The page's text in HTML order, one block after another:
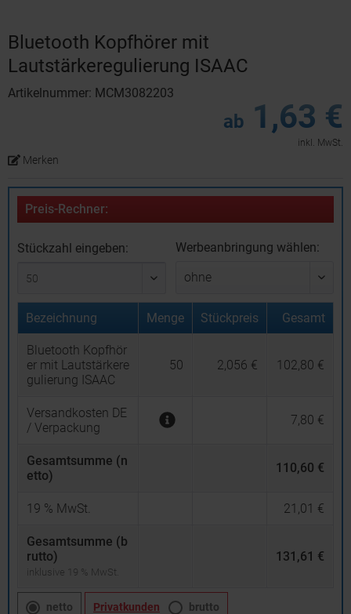
Bluetooth Kopfhörer mit
Lautstärkeregulierung ISAAC
Artikelnummer: MCM3082203
ab 1,63 €
inkl. MwSt.
Merken
Preis-Rechner:
Stückzahl eingeben: Werbeanbringung wählen:
Bezeichnung Menge Stückpreis Gesamt
Bluetooth Kopfhör
er mit Lautstärkere
gulierung ISAAC
50 2,056 € 102,80 €
Versandkosten DE
/ Verpackung
7,80 €
Gesamtsumme (n
etto)
110,60 €
19 % MwSt. 21,01 €
Gesamtsumme (b
rutto)
inklusive 19 % MwSt.
131,61 €
netto Privatkunden brutto